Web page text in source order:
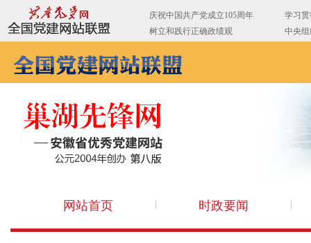
网站首页 时政要闻